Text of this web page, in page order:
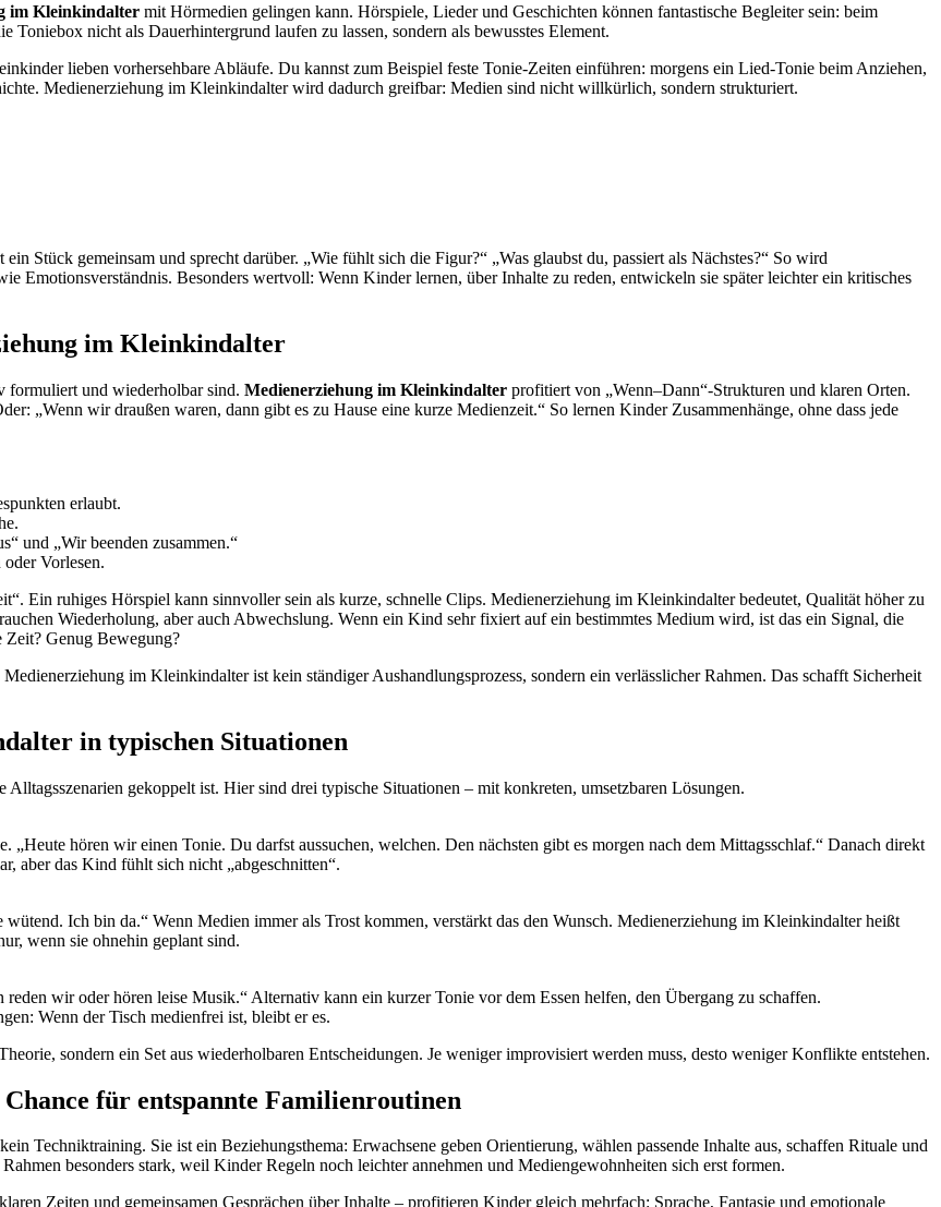
im Kleinkindalter mit Hörmedien gelingen kann. Hörspiele, Lieder und Geschichten können fantastische Begleiter sein: beim
nicht als Dauerhintergrund laufen zu lassen, sondern als bewusstes Element.
lieben vorhersehbare Abläufe. Du kannst zum Beispiel feste Tonie-Zeiten einführen: morgens ein Lied-Tonie beim Anziehen,
Medienerziehung im Kleinkindalter wird dadurch greifbar: Medien sind nicht willkürlich, sondern strukturiert.
Stück gemeinsam und sprecht darüber. „Wie fühlt sich die Figur?“ „Was glaubst du, passiert als Nächstes?“ So wird
Emotionsverständnis. Besonders wertvoll: Wenn Kinder lernen, über Inhalte zu reden, entwickeln sie später leichter ein kritisches
im Kleinkindalter
formuliert und wiederholbar sind. Medienerziehung im Kleinkindalter profitiert von „Wenn–Dann“-Strukturen und klaren Orten.
„Wenn wir draußen waren, dann gibt es zu Hause eine kurze Medienzeit.“ So lernen Kinder Zusammenhänge, ohne dass jede
erlaubt.
und „Wir beenden zusammen.“
Vorlesen.
Ein ruhiges Hörspiel kann sinnvoller sein als kurze, schnelle Clips. Medienerziehung im Kleinkindalter bedeutet, Qualität höher zu
Wiederholung, aber auch Abwechslung. Wenn ein Kind sehr fixiert auf ein bestimmtes Medium wird, ist das ein Signal, die
Zeit? Genug Bewegung?
im Kleinkindalter ist kein ständiger Aushandlungsprozess, sondern ein verlässlicher Rahmen. Das schafft Sicherheit
in typischen Situationen
gekoppelt ist. Hier sind drei typische Situationen – mit konkreten, umsetzbaren Lösungen.
hören wir einen Tonie. Du darfst aussuchen, welchen. Den nächsten gibt es morgen nach dem Mittagsschlaf.“ Danach direkt
aber das Kind fühlt sich nicht „abgeschnitten“.
Ich bin da.“ Wenn Medien immer als Trost kommen, verstärkt das den Wunsch. Medienerziehung im Kleinkindalter heißt
wenn sie ohnehin geplant sind.
wir oder hören leise Musik.“ Alternativ kann ein kurzer Tonie vor dem Essen helfen, den Übergang zu schaffen.
Wenn der Tisch medienfrei ist, bleibt er es.
sondern ein Set aus wiederholbaren Entscheidungen. Je weniger improvisiert werden muss, desto weniger Konflikte entstehen.
für entspannte Familienroutinen
Techniktraining. Sie ist ein Beziehungsthema: Erwachsene geben Orientierung, wählen passende Inhalte aus, schaffen Rituale und
besonders stark, weil Kinder Regeln noch leichter annehmen und Mediengewohnheiten sich erst formen.
Zeiten und gemeinsamen Gesprächen über Inhalte – profitieren Kinder gleich mehrfach: Sprache, Fantasie und emotionale